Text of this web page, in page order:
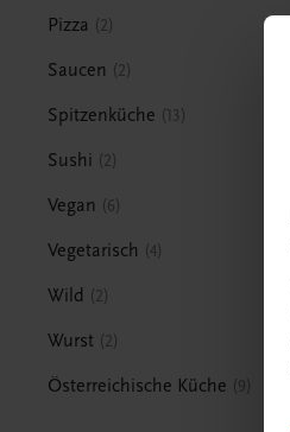
Pizza 2
Saucen 2
Spitzenküche 13
Sushi 2
Vegan 6
Vegetarisch 4
Wild 2
Wurst 2
Österreichische Küche 9